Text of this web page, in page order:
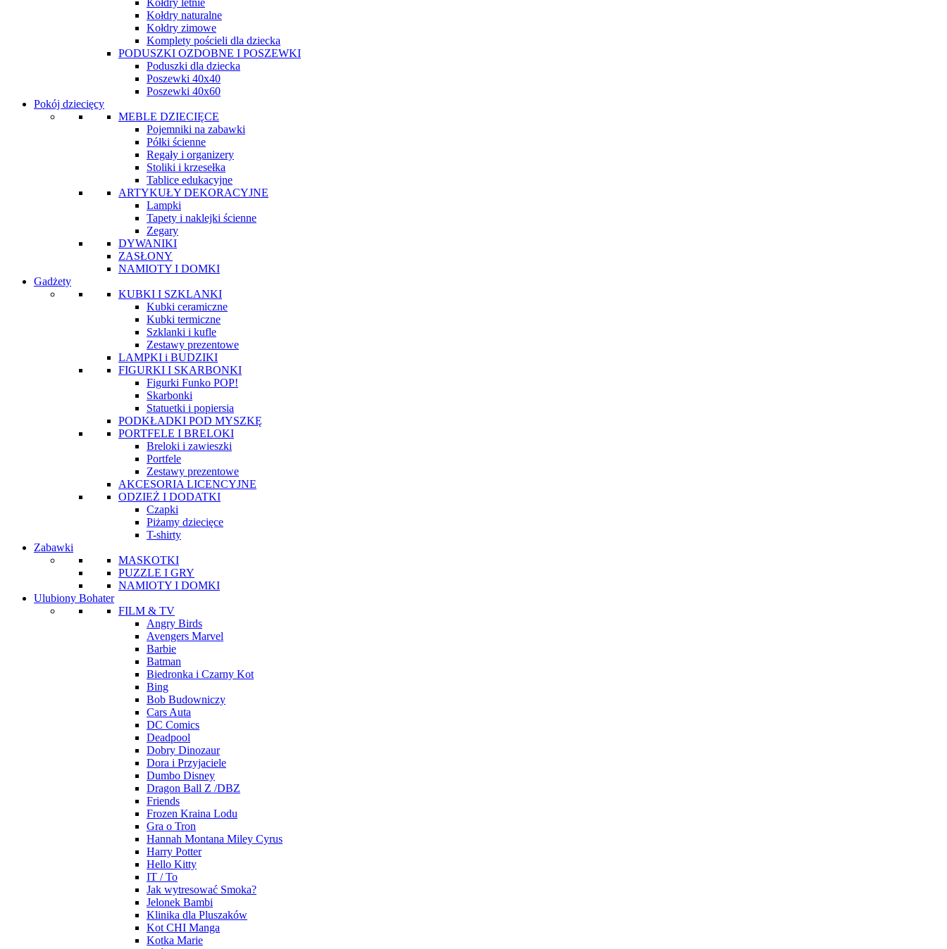
Kołdry letnie
Kołdry naturalne
Kołdry zimowe
Komplety pościeli dla dziecka
PODUSZKI OZDOBNE I POSZEWKI
Poduszki dla dziecka
Poszewki 40x40
Poszewki 40x60
Pokój dziecięcy
MEBLE DZIECIĘCE
Pojemniki na zabawki
Półki ścienne
Regały i organizery
Stoliki i krzesełka
Tablice edukacyjne
ARTYKUŁY DEKORACYJNE
Lampki
Tapety i naklejki ścienne
Zegary
DYWANIKI
ZASŁONY
NAMIOTY I DOMKI
Gadżety
KUBKI I SZKLANKI
Kubki ceramiczne
Kubki termiczne
Szklanki i kufle
Zestawy prezentowe
LAMPKI i BUDZIKI
FIGURKI I SKARBONKI
Figurki Funko POP!
Skarbonki
Statuetki i popiersia
PODKŁADKI POD MYSZKĘ
PORTFELE I BRELOKI
Breloki i zawieszki
Portfele
Zestawy prezentowe
AKCESORIA LICENCYJNE
ODZIEŻ I DODATKI
Czapki
Piżamy dziecięce
T-shirty
Zabawki
MASKOTKI
PUZZLE I GRY
NAMIOTY I DOMKI
Ulubiony Bohater
FILM & TV
Angry Birds
Avengers Marvel
Barbie
Batman
Biedronka i Czarny Kot
Bing
Bob Budowniczy
Cars Auta
DC Comics
Deadpool
Dobry Dinozaur
Dora i Przyjaciele
Dumbo Disney
Dragon Ball Z /DBZ
Friends
Frozen Kraina Lodu
Gra o Tron
Hannah Montana Miley Cyrus
Harry Potter
Hello Kitty
IT / To
Jak wytresować Smoka?
Jelonek Bambi
Klinika dla Pluszaków
Kot CHI Manga
Kotka Marie